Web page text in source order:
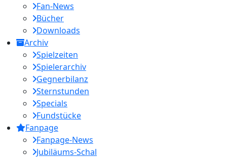
Fan-News
Bücher
Downloads
Archiv
Spielzeiten
Spielerarchiv
Gegnerbilanz
Sternstunden
Specials
Fundstücke
Fanpage
Fanpage-News
Jubiläums-Schal